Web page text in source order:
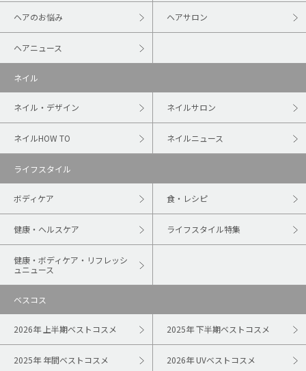
ヘアのお悩み ヘアサロン
ヘアニュース
ネイル
ネイル・デザイン ネイルサロン
ネイルHOW TO ネイルニュース
ライフスタイル
ボディケア 食・レシピ
健康・ヘルスケア ライフスタイル特集
健康・ボディケア・リフレッシ
ュニュース
ベスコス
2026年 上半期ベストコスメ 2025年 下半期ベストコスメ
2025年 年間ベストコスメ 2026年 UVベストコスメ